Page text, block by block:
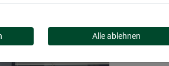
Alle ablehnen